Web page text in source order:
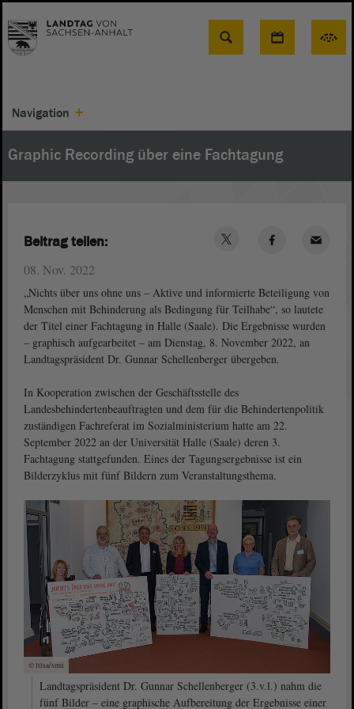
Suche
Navigation
Graphic Recording über eine Fachtagung
08. Nov. 2022
„Nichts über uns ohne uns – Aktive und informierte Beteiligung von
Menschen mit Behinderung als Bedingung für Teilhabe“, so lautete
der Titel einer Fachtagung in Halle (Saale). Die Ergebnisse wurden
– graphisch aufgearbeitet – am Dienstag, 8. November 2022, an
Landtagspräsident Dr. Gunnar Schellenberger übergeben.
In Kooperation zwischen der Geschäftsstelle des
Landesbehindertenbeauftragten und dem für die Behindertenpolitik
zuständigen Fachreferat im Sozialministerium hatte am 22.
September 2022 an der Universität Halle (Saale) deren 3.
Fachtagung stattgefunden. Eines der Tagungsergebnisse ist ein
Bilderzyklus mit fünf Bildern zum Veranstaltungsthema.
© ltlsa/smü
Landtagspräsident Dr. Gunnar Schellenberger (3.v.l.) nahm die
fünf Bilder – eine graphische Aufbereitung der Ergebnisse einer
Beitrag teilen: